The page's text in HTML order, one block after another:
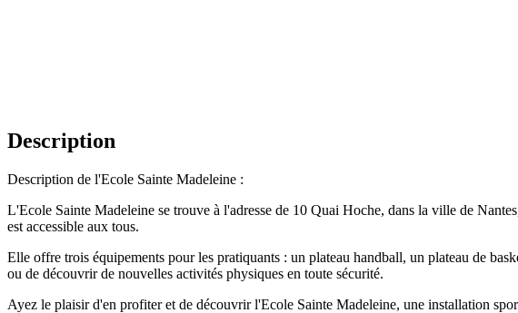
Description
Description de l'Ecole Sainte Madeleine :
L'Ecole Sainte Madeleine se trouve à l'adresse de 10 Quai Hoche, dans la ville de
est accessible aux tous.
Elle offre trois équipements pour les pratiquants : un plateau handball, un plateau de
ou de découvrir de nouvelles activités physiques en toute sécurité.
Ayez le plaisir d'en profiter et de découvrir l'Ecole Sainte Madeleine, une installation